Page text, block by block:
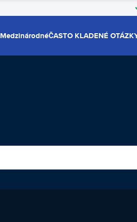
MedzinárodnéČASTO KLADENÉ